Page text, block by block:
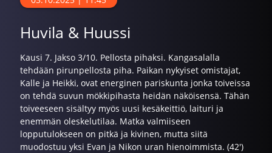
Huvila & Huussi
Kausi 7. Jakso 3/10. Pellosta pihaksi. Kangasalalla
tehdään pirunpellosta piha. Paikan nykyiset omistajat,
Kalle ja Heikki, ovat energinen pariskunta jonka toiveissa
on tehdä suvun mökkipihasta heidän näköisensä. Tähän
toiveeseen sisältyy myös uusi kesäkeittiö, laituri ja
enemmän oleskelutilaa. Matka valmiiseen
lopputulokseen on pitkä ja kivinen, mutta siitä
muodostuu yksi Evan ja Nikon uran hienoimmista. (42')